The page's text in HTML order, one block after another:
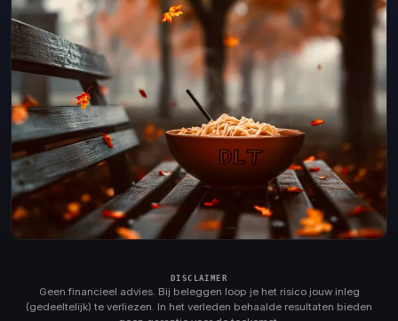
Geen financieel advies. Bij beleggen loop je het risico jouw inleg
(gedeeltelijk) te verliezen. In het verleden behaalde resultaten bieden